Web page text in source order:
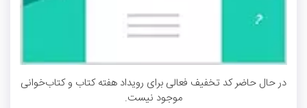
در حال حاضر کد تخفیف فعالی برای رویداد هفته کتاب و کتاب‌خوانی
موجود نیست.